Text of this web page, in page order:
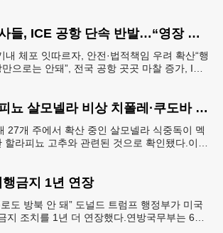
항공사들, ICE 공항 단속 반발…“영장 없인 협조 불가”
내 체포 잇따르자, 안전·법적책임 우려 확산“행
으로는 안돼”, 전국 공항 곳곳 마찰 증가, ICE
할라피뇨 살모넬라 비상 치폴레·쿠도바 긴급 회수
27개 주에서 확산 중인 살모넬라 식중독이 멕
할라피뇨 고추와 관련된 것으로 확인됐다.이에
금지 1년 연장
도 방북 안 돼” 도널드 트럼프 행정부가 미국
지 조치를 1년 더 연장했다.연방국무부는 6일